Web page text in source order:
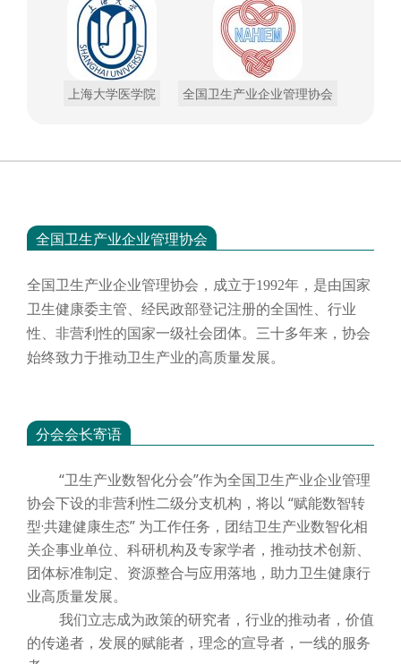
上海大学医学院 全国卫生产业企业管理协会
全国卫生产业企业管理协会
全国卫生产业企业管理协会，成立于1992年，是由国家
卫生健康委主管、经民政部登记注册的全国性、行业
性、非营利性的国家一级社会团体。三十多年来，协会
始终致力于推动卫生产业的高质量发展。
分会会长寄语
“卫生产业数智化分会”作为全国卫生产业企业管理
协会下设的非营利性二级分支机构，将以 “赋能数智转
型·共建健康生态” 为工作任务，团结卫生产业数智化相
关企事业单位、科研机构及专家学者，推动技术创新、
团体标准制定、资源整合与应用落地，助力卫生健康行
业高质量发展。
我们立志成为政策的研究者，行业的推动者，价值
的传递者，发展的赋能者，理念的宣导者，一线的服务